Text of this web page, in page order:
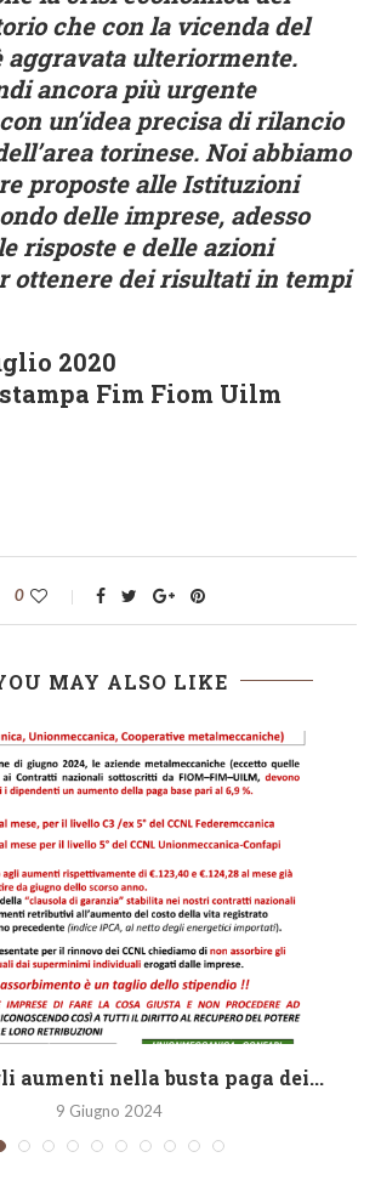
che con la vicenda del
aggravata ulteriormente.
ancora più urgente
un’idea precisa di rilancio
torinese. Noi abbiamo
proposte alle Istituzioni
delle imprese, adesso
risposte e delle azioni
ottenere dei risultati in tempi
7 luglio 2020
Fim Fiom Uilm
0
MAY ALSO LIKE
aumenti nella busta paga dei...
9 Giugno 2024